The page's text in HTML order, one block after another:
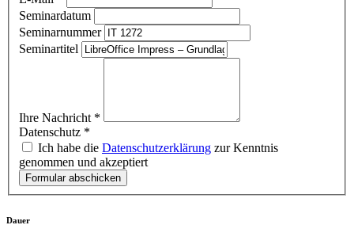
Seminardatum
Seminarnummer
Seminartitel
Ihre Nachricht *
Datenschutz *
Ich habe die Datenschutzerklärung zur Kenntnis
genommen und akzeptiert
Formular abschicken
Dauer